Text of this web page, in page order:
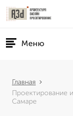
Меню
Главная
Проектирование
Самаре